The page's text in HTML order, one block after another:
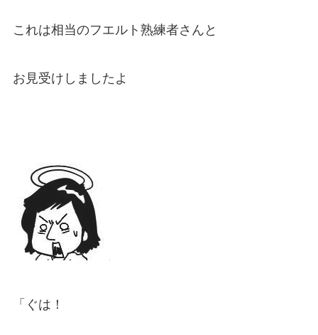
これは相当のフエルト熟練者さんと
お見受けしましたよ
「ぐは！